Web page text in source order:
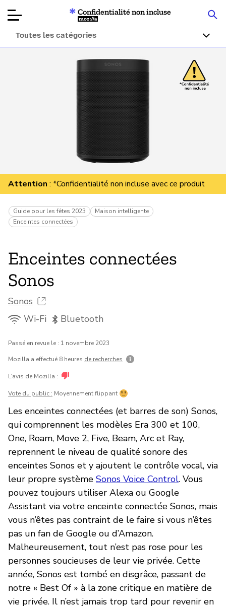
Tests de
produits
Articles
À propos
Faire un don
Confidentialité non incluse
Mozilla
Toutes les catégories
Attention : *Confidentialité non incluse avec ce produit
Guide pour les fêtes 2023
Maison intelligente
Enceintes connectées
Enceintes connectées
Sonos
Sonos
Wi-Fi
Bluetooth
Passé en revue le : 1 novembre 2023
Mozilla a effectué 8 heures de recherches
L’avis de Mozilla :
Vote du public : Moyennement flippant
Les enceintes connectées (et barres de son) Sonos,
qui comprennent les modèles Era 300 et 100,
One, Roam, Move 2, Five, Beam, Arc et Ray,
reprennent le niveau de qualité sonore des
enceintes Sonos et y ajoutent le contrôle vocal, via
leur propre système Sonos Voice Control. Vous
pouvez toujours utiliser Alexa ou Google
Assistant via votre enceinte connectée Sonos, mais
vous n’êtes pas contraint de le faire si vous n’êtes
pas un fan de Google ou d’Amazon.
Malheureusement, tout n’est pas rose pour les
personnes soucieuses de leur vie privée. Cette
année, Sonos est tombé en disgrâce, passant de
notre « Best Of » à la zone critique en matière de
vie privée. Il n’est jamais trop tard pour revenir en